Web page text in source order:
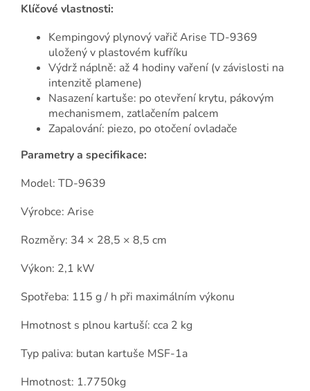
Klíčové vlastnosti:
Kempingový plynový vařič Arise TD-9369
uložený v plastovém kufříku
Výdrž náplně: až 4 hodiny vaření (v závislosti na
intenzitě plamene)
Nasazení kartuše: po otevření krytu, pákovým
mechanismem, zatlačením palcem
Zapalování: piezo, po otočení ovladače
Parametry a specifikace:
Model: TD-9639
Výrobce: Arise
Rozměry: 34 × 28,5 × 8,5 cm
Výkon: 2,1 kW
Spotřeba: 115 g / h při maximálním výkonu
Hmotnost s plnou kartuší: cca 2 kg
Typ paliva: butan kartuše MSF-1a
Hmotnost: 1.7750kg